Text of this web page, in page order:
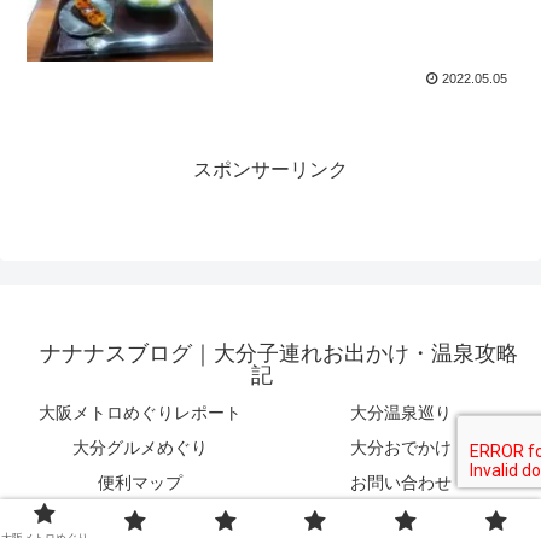
2022.05.05
スポンサーリンク
ナナナスブログ｜大分子連れお出かけ・温泉攻略
記
大阪メトロめぐりレポート
大分温泉巡り
大分グルメめぐり
大分おでかけ
便利マップ
お問い合わせ
© 2022 ナナナスブログ｜大分子連れお出かけ・温泉攻略記.